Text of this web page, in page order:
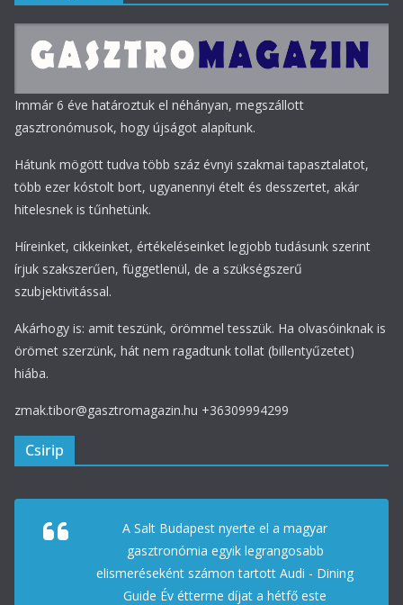
Immár 6 éve határoztuk el néhányan, megszállott
gasztronómusok, hogy újságot alapítunk.
Hátunk mögött tudva több száz évnyi szakmai tapasztalatot,
több ezer kóstolt bort, ugyanennyi ételt és desszertet, akár
hitelesnek is tűnhetünk.
Híreinket, cikkeinket, értékeléseinket legjobb tudásunk szerint
írjuk szakszerűen, függetlenül, de a szükségszerű
szubjektivitással.
Akárhogy is: amit teszünk, örömmel tesszük. Ha olvasóinknak is
örömet szerzünk, hát nem ragadtunk tollat (billentyűzetet)
hiába.
zmak.tibor@gasztromagazin.hu +36309994299
Csirip
A Salt Budapest nyerte el a magyar
gasztronómia egyik legrangosabb
elismeréseként számon tartott Audi - Dining
Guide Év étterme díjat a hétfő este